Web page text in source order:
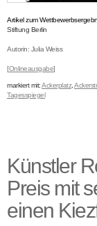
Artikel zum
Stiftung Berlin
Autorin: Julia Weiss
[Onlineausgabe]
markiert mit:Ackerplatz,
Tagesspiegel
Künstler
Preis mit
einen